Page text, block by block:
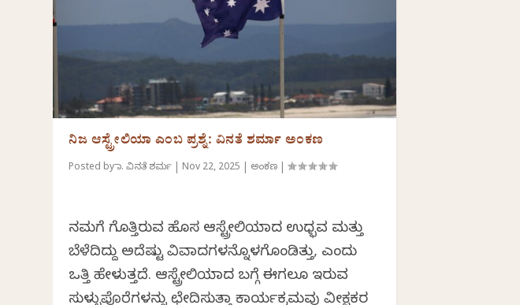
ನಿಜ ಆಸ್ಟ್ರೇಲಿಯಾ ಎಂಬ ಪ್ರಶ್ನೆ: ವಿನತೆ ಶರ್ಮಾ ಅಂಕಣ
Posted byಡಾ. ವಿನತೆ ಶರ್ಮ Nov 22, 2025 ಅಂಕಣ |
ನಮಗೆ ಗೊತ್ತಿರುವ ಹೊಸ ಆಸ್ಟ್ರೇಲಿಯಾದ ಉಧ್ಭವ ಮತ್ತು
ಬೆಳೆದಿದ್ದು ಅದೆಷ್ಟು ವಿವಾದಗಳನ್ನೊಳಗೊಂಡಿತ್ತು, ಎಂದು
ಒತ್ತಿ ಹೇಳುತ್ತದೆ. ಆಸ್ಟ್ರೇಲಿಯಾದ ಬಗ್ಗೆ ಈಗಲೂ ಇರುವ
ಸುಳ್ಳುಪೊರೆಗಳನ್ನು ಛೇದಿಸುತ್ತಾ ಕಾರ್ಯಕ್ರಮವು ವೀಕ್ಷಕರ